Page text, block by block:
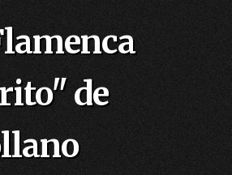
de